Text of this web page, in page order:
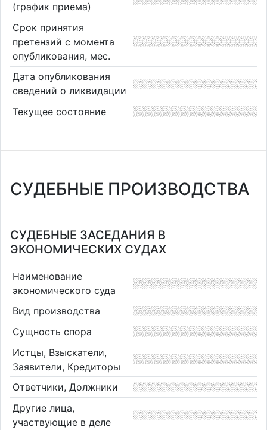
(график приема)
Срок принятия
претензий с момента
опубликования, мес.
Дата опубликования
сведений о ликвидации
Текущее состояние
СУДЕБНЫЕ ПРОИЗВОДСТВА
СУДЕБНЫЕ ЗАСЕДАНИЯ В
ЭКОНОМИЧЕСКИХ СУДАХ
Наименование
экономического суда
Вид производства
Сущность спора
Истцы, Взыскатели,
Заявители, Кредиторы
Ответчики, Должники
Другие лица,
участвующие в деле